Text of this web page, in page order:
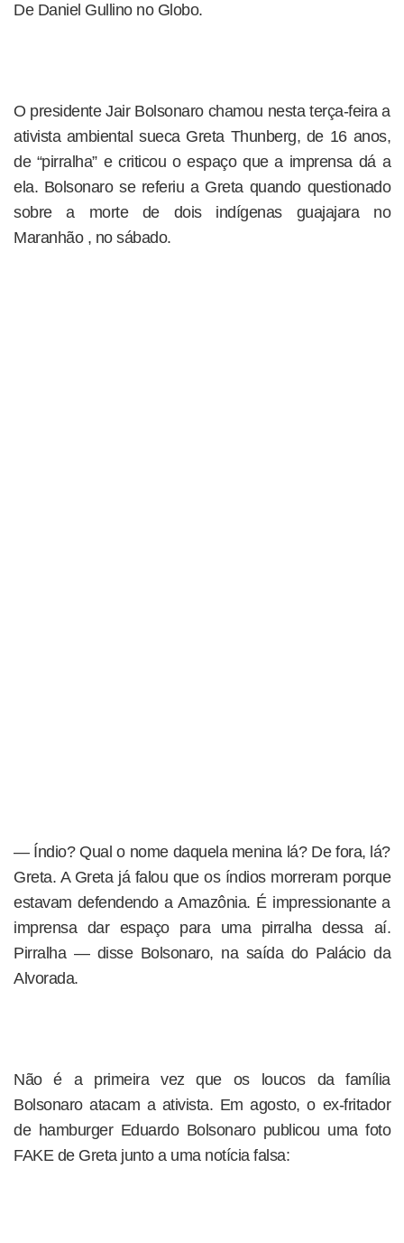
De Daniel Gullino no Globo.
O presidente Jair Bolsonaro chamou nesta terça-feira a
ativista ambiental sueca Greta Thunberg, de 16 anos,
de “pirralha” e criticou o espaço que a imprensa dá a
ela. Bolsonaro se referiu a Greta quando questionado
sobre a morte de dois indígenas guajajara no
Maranhão , no sábado.
— Índio? Qual o nome daquela menina lá? De fora, lá?
Greta. A Greta já falou que os índios morreram porque
estavam defendendo a Amazônia. É impressionante a
imprensa dar espaço para uma pirralha dessa aí.
Pirralha — disse Bolsonaro, na saída do Palácio da
Alvorada.
Não é a primeira vez que os loucos da família
Bolsonaro atacam a ativista. Em agosto, o ex-fritador
de hamburger Eduardo Bolsonaro publicou uma foto
FAKE de Greta junto a uma notícia falsa: